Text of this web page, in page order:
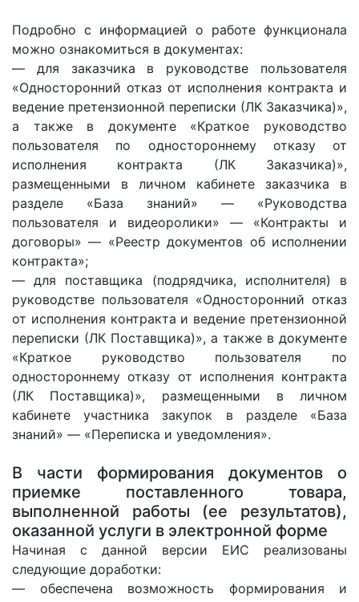
Подробно с информацией о работе функционала
можно ознакомиться в документах:
— для заказчика в руководстве пользователя
«Односторонний отказ от исполнения контракта и
ведение претензионной переписки (ЛК Заказчика)»,
а также в документе «Краткое руководство
пользователя по одностороннему отказу от
исполнения контракта (ЛК Заказчика)»,
размещенными в личном кабинете заказчика в
разделе «База знаний» — «Руководства
пользователя и видеоролики» — «Контракты и
договоры» — «Реестр документов об исполнении
контракта»;
— для поставщика (подрядчика, исполнителя) в
руководстве пользователя «Односторонний отказ
от исполнения контракта и ведение претензионной
переписки (ЛК Поставщика)», а также в документе
«Краткое руководство пользователя по
одностороннему отказу от исполнения контракта
(ЛК Поставщика)», размещенными в личном
кабинете участника закупок в разделе «База
знаний» — «Переписка и уведомления».
В части формирования документов о
приемке поставленного товара,
выполненной работы (ее результатов),
оказанной услуги в электронной форме
Начиная с данной версии ЕИС реализованы
следующие доработки:
— обеспечена возможность формирования и